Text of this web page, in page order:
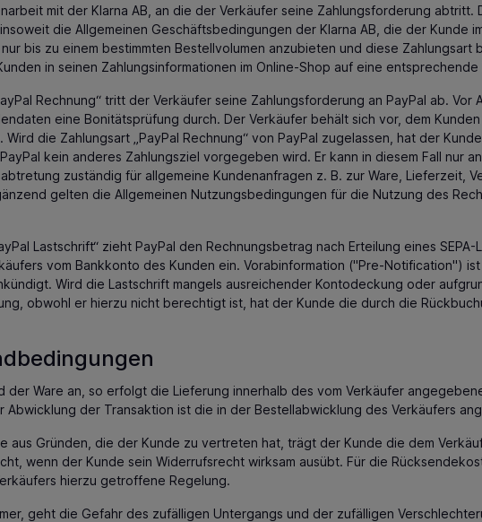
mit der Klarna AB, an die der Verkäufer seine Zahlungsforderung
die Allgemeinen Geschäftsbedingungen der Klarna AB, die der Kunde
bis zu einem bestimmten Bestellvolumen anzubieten und diese
in seinen Zahlungsinformationen im Online-Shop auf eine
Rechnung“ tritt der Verkäufer seine Zahlungsforderung an PayPal ab.
eine Bonitätsprüfung durch. Der Verkäufer behält sich vor, dem
die Zahlungsart „PayPal Rechnung“ von PayPal zugelassen, hat der
kein anderes Zahlungsziel vorgegeben wird. Er kann in diesem Fall nur
zuständig für allgemeine Kundenanfragen z. B. zur Ware, Lieferzeit,
gelten die Allgemeinen Nutzungsbedingungen für die Nutzung des
Lastschrift“ zieht PayPal den Rechnungsbetrag nach Erteilung eines
vom Bankkonto des Kunden ein. Vorabinformation ("Pre-Notification")
Wird die Lastschrift mangels ausreichender Kontodeckung oder
obwohl er hierzu nicht berechtigt ist, hat der Kunde die durch die
der Ware an, so erfolgt die Lieferung innerhalb des vom Verkäufer
Abwicklung der Transaktion ist die in der Bestellabwicklung des Verkäufers
aus Gründen, die der Kunde zu vertreten hat, trägt der Kunde die dem
wenn der Kunde sein Widerrufsrecht wirksam ausübt. Für die
hierzu getroffene Regelung.
geht die Gefahr des zufälligen Untergangs und der zufälligen